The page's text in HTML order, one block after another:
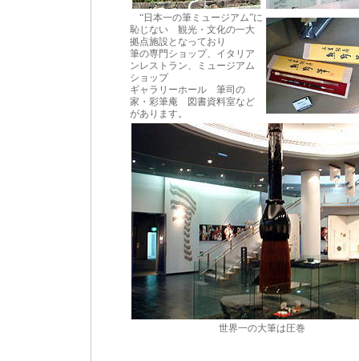
“日本一の筆ミュージアム”に
恥じない 観光・文化の一大
拠点施設となっており
筆の専門ショップ、イタリア
ンレストラン、ミュージアム
ショップ
ギャラリーホール 筆司の
家・彩筆庵 図書資料室など
があります。
世界一の大筆は圧巻